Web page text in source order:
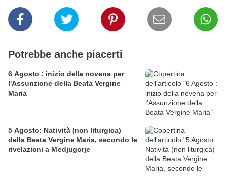
Potrebbe anche piacerti
6 Agosto : inizio della novena per
l'Assunzione della Beata Vergine
Maria
5 Agosto: Natività (non liturgica)
della Beata Vergine Maria, secondo le
rivelazioni a Medjugorje